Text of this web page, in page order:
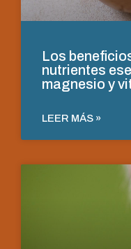
Los
nutrientes
magnesio y
LEER MÁS »